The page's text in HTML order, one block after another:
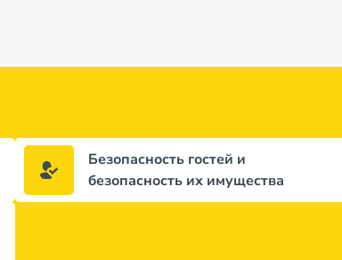
Безопасность гостей и
безопасность их имущества